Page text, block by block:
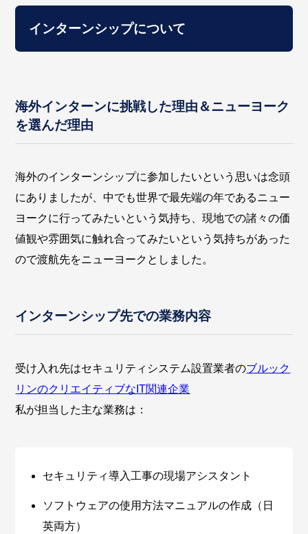
インターンシップについて
海外インターンに挑戦した理由＆ニューヨーク
を選んだ理由
海外のインターンシップに参加したいという思いは念頭
にありましたが、中でも世界で最先端の年であるニュー
ヨークに行ってみたいという気持ち、現地での諸々の価
値観や雰囲気に触れ合ってみたいという気持ちがあった
ので渡航先をニューヨークとしました。
インターンシップ先での業務内容
受け入れ先はセキュリティシステム設置業者のブルック
リンのクリエイティブなIT関連企業
私が担当した主な業務は：
セキュリティ導入工事の現場アシスタント
ソフトウェアの使用方法マニュアルの作成（日
英両方）